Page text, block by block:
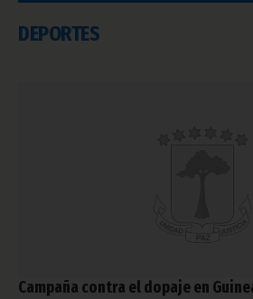
DEPORTES
Campaña contra el dopaje en